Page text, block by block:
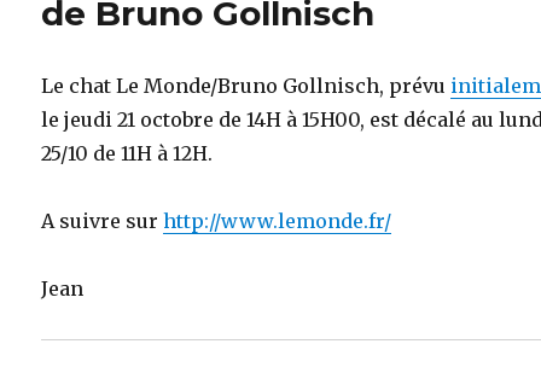
de Bruno Gollnisch
Le chat Le Monde/Bruno Gollnisch, prévu
le jeudi 21 octobre de 14H à 15H00, est décalé au
25/10 de 11H à 12H.
A suivre surhttp://www.lemonde.fr/
Jean